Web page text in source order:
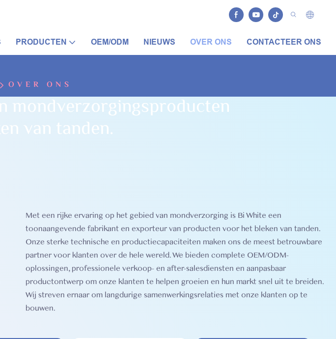
PRODUCTEN OEM/ODM NIEUWS OVER ONS CONTACTEER ONS
OVER ONS
mondverzorgingsproducten
van tanden.
Met een rijke ervaring op het gebied van mondverzorging is Bi White een
toonaangevende fabrikant en exporteur van producten voor het bleken van tanden.
Onze sterke technische en productiecapaciteiten maken ons de meest betrouwbare
partner voor klanten over de hele wereld. We bieden complete OEM/ODM-
oplossingen, professionele verkoop- en after-salesdiensten en aanpasbaar
productontwerp om onze klanten te helpen groeien en hun markt snel uit te breiden.
Wij streven ernaar om langdurige samenwerkingsrelaties met onze klanten op te
bouwen.